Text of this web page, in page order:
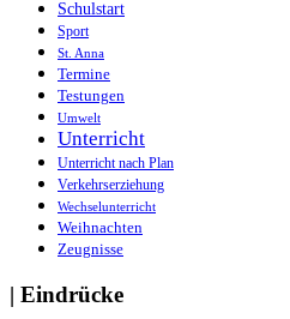
Schulstart
Sport
St. Anna
Termine
Testungen
Umwelt
Unterricht
Unterricht nach Plan
Verkehrserziehung
Wechselunterricht
Weihnachten
Zeugnisse
| Eindrücke